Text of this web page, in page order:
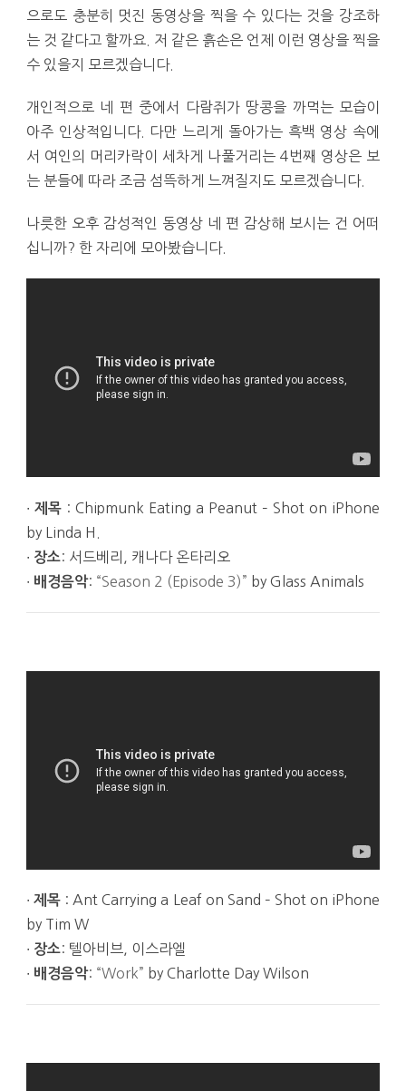
으로도 충분히 멋진 동영상을 찍을 수 있다는 것을 강조하
는 것 같다고 할까요. 저 같은 흙손은 언제 이런 영상을 찍을
수 있을지 모르겠습니다.
개인적으로 네 편 중에서 다람쥐가 땅콩을 까먹는 모습이
아주 인상적입니다. 다만 느리게 돌아가는 흑백 영상 속에
서 여인의 머리카락이 세차게 나풀거리는 4번째 영상은 보
는 분들에 따라 조금 섬뜩하게 느껴질지도 모르겠습니다.
나릇한 오후 감성적인 동영상 네 편 감상해 보시는 건 어떠
십니까? 한 자리에 모아봤습니다.
∙ 제목 : Chipmunk Eating a Peanut – Shot on iPhone
by Linda H.
∙ 장소: 서드베리, 캐나다 온타리오
∙ 배경음악: “Season 2 (Episode 3)” by Glass Animals
∙제목 : Ant Carrying a Leaf on Sand – Shot on iPhone
by Tim W
∙ 장소: 텔아비브, 이스라엘
∙ 배경음악: “Work” by Charlotte Day Wilson